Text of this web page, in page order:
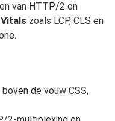
van HTTP/2 en
zoals LCP, CLS en
de vouw CSS,